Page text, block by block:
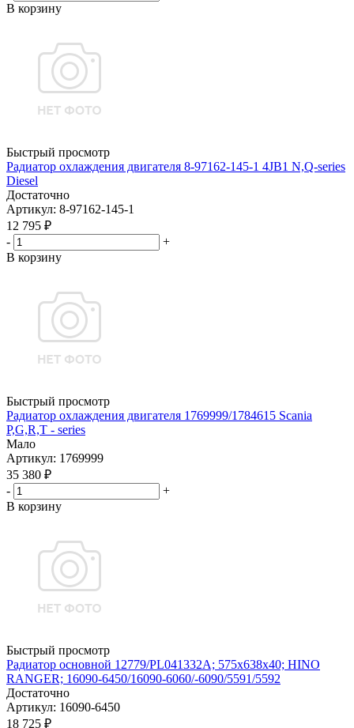
В корзину
Быстрый просмотр
Радиатор охлаждения двигателя 8-97162-145-1 4JB1 N,Q-series
Diesel
Достаточно
Артикул: 8-97162-145-1
12 795 ₽
-
+
В корзину
Быстрый просмотр
Радиатор охлаждения двигателя 1769999/1784615 Scania
P,G,R,T - series
Мало
Артикул: 1769999
35 380 ₽
-
+
В корзину
Быстрый просмотр
Радиатор основной 12779/PL041332A; 575x638x40; HINO
RANGER; 16090-6450/16090-6060/-6090/5591/5592
Достаточно
Артикул: 16090-6450
18 725 ₽